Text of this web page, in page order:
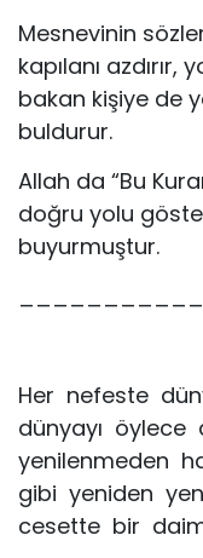
Mesnevinin
kapılanı
bakan kişiye de
buldurur.
Allah da “Bu
doğru yolu
buyurmuştur.
Her nefeste
dünyayı
yenilenmeden
gibi yeniden
cesette bir